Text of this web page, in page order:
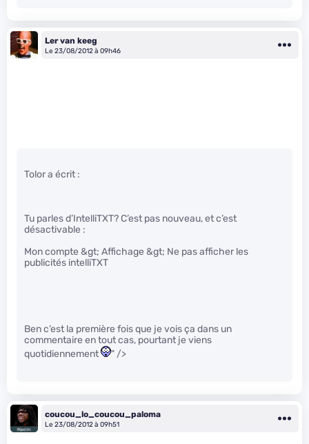
Ler van keeg
Le 23/08/2012 à 09h46
Tolor a écrit :
Tu parles d’IntelliTXT? C’est pas nouveau, et c’est
désactivable :
Mon compte &gt; Affichage &gt; Ne pas afficher les
publicités intelliTXT
Ben c’est la première fois que je vois ça dans un
commentaire en tout cas, pourtant je viens
quotidiennement
" />
coucou_lo_coucou_paloma
Le 23/08/2012 à 09h51